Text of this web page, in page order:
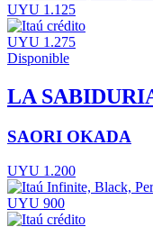
UYU 1.125
UYU 1.275
Disponible
LA
SAORI OKADA
UYU 1.200
UYU 900